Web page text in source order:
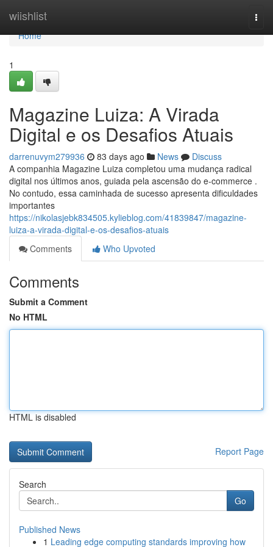
wiishlist
Home
Home
1
Magazine Luiza: A Virada
Digital e os Desafios Atuais
darrenuvym279936 83 days ago News
Discuss
A companhia Magazine Luiza completou uma mudança radical
digital nos últimos anos, guiada pela ascensão do e-commerce .
No contudo, essa caminhada de sucesso apresenta dificuldades
importantes
https://nikolasjebk834505.kylieblog.com/41839847/magazine-
luiza-a-virada-digital-e-os-desafios-atuais
Comments
Who Upvoted
Comments
Submit a Comment
No HTML
HTML is disabled
Report Page
Search
Go
Published News
1 Leading edge computing standards improving how